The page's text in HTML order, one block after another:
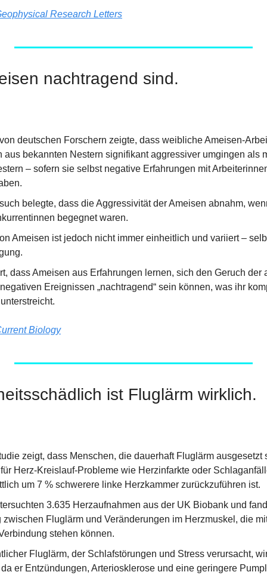
Research Letters
nachtragend sind.
deutschen Forschern zeigte, dass weibliche Ameisen-
aus bekannten Nestern signifikant aggressiver umgingen als
– sofern sie selbst negative Erfahrungen mit
belegte, dass die Aggressivität der Ameisen abnahm,
begegnet waren.
Ameisen ist jedoch nicht immer einheitlich und variiert –
dass Ameisen aus Erfahrungen lernen, sich den Geruch der
Ereignissen „nachtragend“ sein können, was ihr
Biology
ist Fluglärm wirklich.
zeigt, dass Menschen, die dauerhaft Fluglärm ausgesetzt
Herz-Kreislauf-Probleme wie Herzinfarkte oder
um 7 % schwerere linke Herzkammer zurückzuführen ist.
3.635 Herzaufnahmen aus der UK Biobank und
zwischen Fluglärm und Veränderungen im Herzmuskel, die
stehen können.
Fluglärm, der Schlafstörungen und Stress verursacht,
er Entzündungen, Arteriosklerose und eine geringere